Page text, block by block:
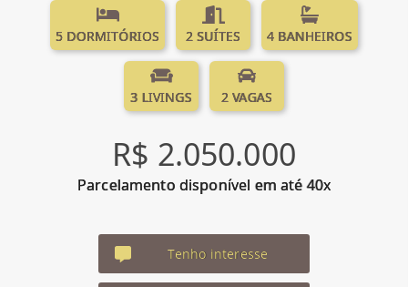
5 DORMITÓRIOS 2 SUÍTES 4 BANHEIROS
3 LIVINGS 2 VAGAS
R$ 2.050.000
Parcelamento disponível em até 40x
Tenho interesse